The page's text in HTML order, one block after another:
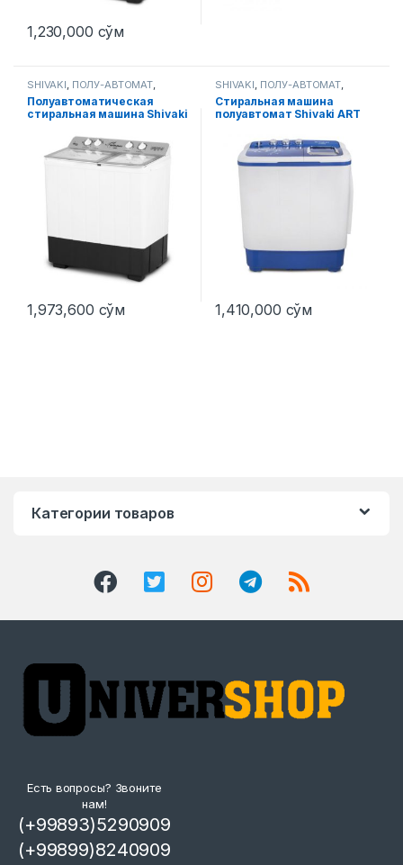
1,230,000 сўм
SHIVAKI, ПОЛУ-АВТОМАТ,
Стиральные машины
Полуавтоматическая
стиральная машина Shivaki
1,973,600 сўм
SHIVAKI, ПОЛУ-АВТОМАТ,
Стиральные машины
Стиральная машина
полуавтомат Shivaki ART
1,410,000 сўм
Категории товаров
Есть вопросы? Звоните
нам!
(+99893)5290909
(+99899)8240909